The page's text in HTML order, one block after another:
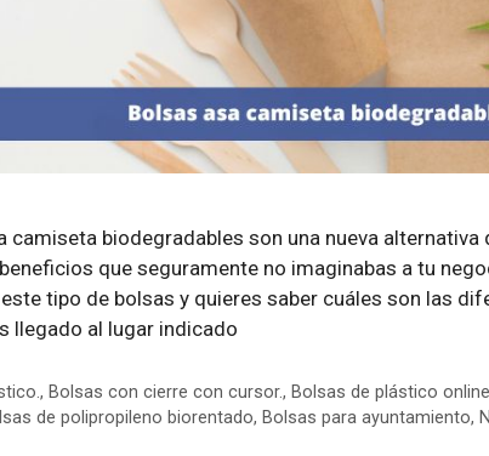
camiseta biodegradables son una nueva alternativa
que seguramente no imaginabas a tu
tipo de bolsas y quieres saber cuáles son las
llegado al lugar indicado
, Bolsas con cierre con cursor., Bolsas de plástico
de polipropileno biorentado, Bolsas para ayuntamiento,